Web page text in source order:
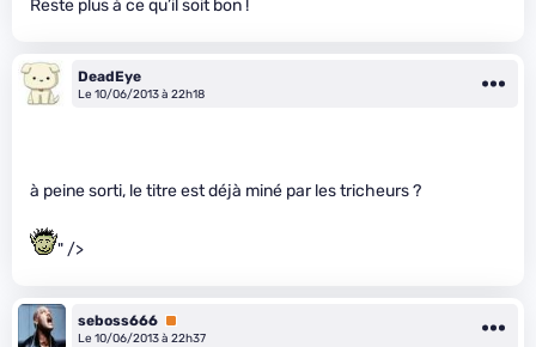
Reste plus à ce qu’il soit bon !
DeadEye
Le 10/06/2013 à 22h18
à peine sorti, le titre est déjà miné par les tricheurs ?
" />
seboss666 Premium
Le 10/06/2013 à 22h37